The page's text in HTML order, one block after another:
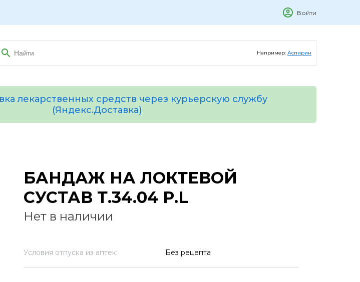
Войти
Например: Аспирин
лекарственных средств через курьерскую службу
(Яндекс.Доставка)
БАНДАЖ НА ЛОКТЕВОЙ
СУСТАВ Т.34.04 Р.L
Нет в наличии
Условия отпуска из аптек: Без рецепта